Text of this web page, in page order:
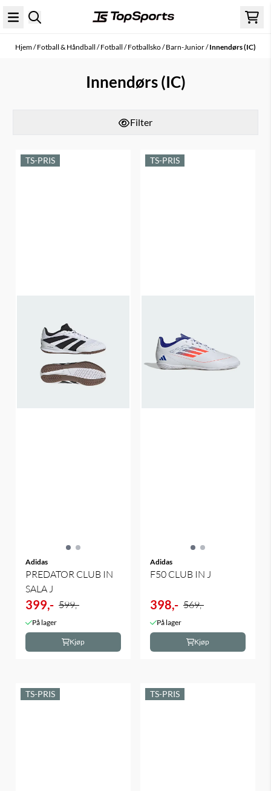
Hopp til innhold
Hjem/Fotball & Håndball /Fotball /Fotballsko/Barn-Junior/Innendørs (IC)
Innendørs (IC)
Filter
Adidas
PREDATOR CLUB IN
SALA J
399,- 599,-
På lager
Kjøp
Adidas
F50 CLUB IN J
398,- 569,-
På lager
Kjøp